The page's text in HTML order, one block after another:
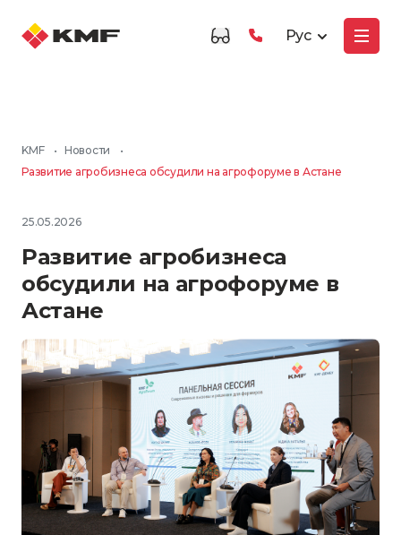
Рус
KMF • Новости
•
Развитие агробизнеса обсудили на агрофоруме в Астане
25.05.2026
Развитие агробизнеса
обсудили на агрофоруме в
Астане